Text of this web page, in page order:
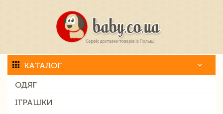
КАТАЛОГ
ОДЯГ
ІГРАШКИ